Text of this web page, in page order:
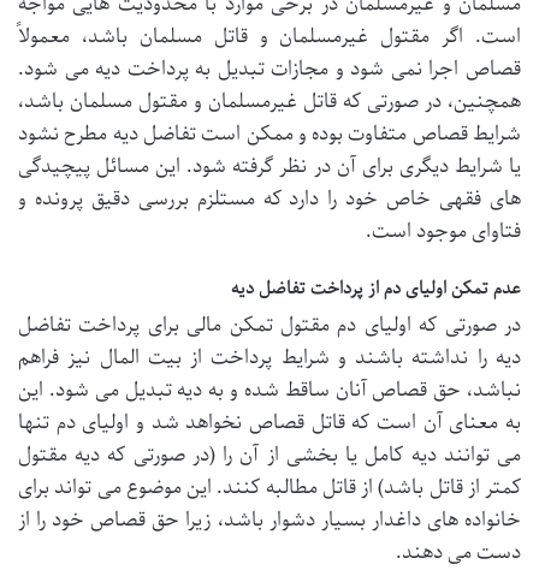
است. اگر مقتول غیرمسلمان و قاتل مسلمان باشد، معمولاً
قصاص اجرا نمی شود و مجازات تبدیل به پرداخت دیه می شود.
همچنین، در صورتی که قاتل غیرمسلمان و مقتول مسلمان باشد،
شرایط قصاص متفاوت بوده و ممکن است تفاضل دیه مطرح نشود
یا شرایط دیگری برای آن در نظر گرفته شود. این مسائل پیچیدگی
های فقهی خاص خود را دارد که مستلزم بررسی دقیق پرونده و
فتاوای موجود است.
عدم تمکن اولیای دم از پرداخت تفاضل دیه
در صورتی که اولیای دم مقتول تمکن مالی برای پرداخت تفاضل
دیه را نداشته باشند و شرایط پرداخت از بیت المال نیز فراهم
نباشد، حق قصاص آنان ساقط شده و به دیه تبدیل می شود. این
به معنای آن است که قاتل قصاص نخواهد شد و اولیای دم تنها
می توانند دیه کامل یا بخشی از آن را (در صورتی که دیه مقتول
کمتر از قاتل باشد) از قاتل مطالبه کنند. این موضوع می تواند برای
خانواده های داغدار بسیار دشوار باشد، زیرا حق قصاص خود را از
دست می دهند.